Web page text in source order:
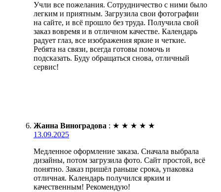
Учли все пожелания. Сотрудничество с ними было
легким и приятным. Загрузила свои фотографии
на сайте, и всё прошло без труда. Получила свой
заказ вовремя и в отличном качестве. Календарь
радует глаз, все изображения яркие и четкие.
Ребята на связи, всегда готовы помочь и
подсказать. Буду обращаться снова, отличный
сервис!
Жанна Виноградова : ★ ★ ★ ★ ★
13.09.2025
Медленное оформление заказа. Сначала выбрала
дизайны, потом загрузила фото. Сайт простой, всё
понятно. Заказ пришёл раньше срока, упаковка
отличная. Календарь получился ярким и
качественным! Рекомендую!